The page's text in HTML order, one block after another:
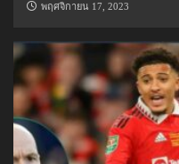
พฤศจิกายน 17, 2023